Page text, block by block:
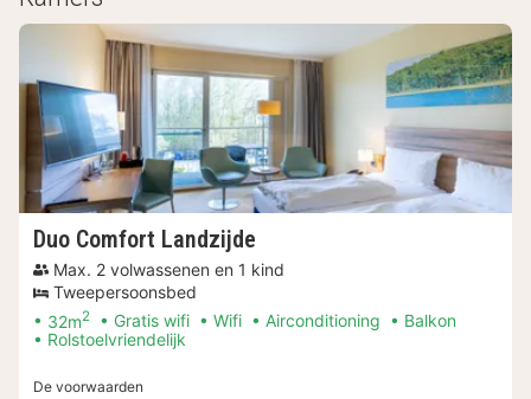
Duo Comfort Landzijde
Max. 2 volwassenen en 1 kind
Tweepersoonsbed
32m2 Gratis wifi Wifi Airconditioning
Balkon
Rolstoelvriendelijk
De voorwaarden